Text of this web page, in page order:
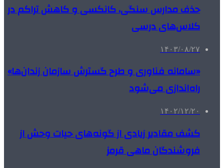
حذف مدارس سنگی، کانکسی و کاهش تراکم در
کلاس‌های درسی
۱۴۰۳/۰۸/۲۷
«سامانه فناوری و طرح گسترش سازمان زندان‌ها»
راه‌اندازی می‌شود
۱۴۰۲/۱۲/۲۰
کشف مقادیر زیادی از گونه‌های حیات وحش از
فروشندگان ماهی قرمز